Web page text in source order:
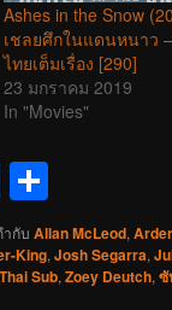
Ashes in the Snow
เชลยศึกในแดนหนาว
ไทยเต็มเรื่อง [290]
23 มกราคม 2019
In "Movies"
Messenger
กับ Allan McLeod,
King, Josh Segarra,
Thai Sub, Zoey Deutch, ซั